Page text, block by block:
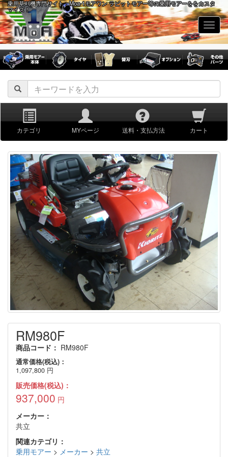
乗用草刈機専門サイト：Moa-1モアワン ラビットモアー等の乗用モアーををカスタ
マイズ！
カテゴリ MYページ 送料・支払方法 カート
RM980F
商品コード： RM980F
通常価格(税込)：
1,097,800 円
販売価格(税込)：
937,000 円
メーカー：
共立
関連カテゴリ：
乗用モアー > メーカー > 共立